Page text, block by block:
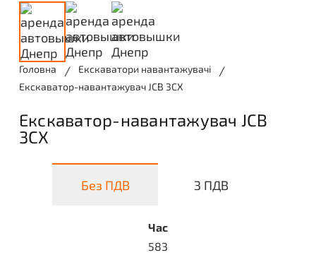
Головна / Екскаватори навантажувачі /
Екскаватор-навантажувач JCB 3CX
Екскаватор-навантажувач JCB
3CX
Без ПДВ З ПДВ
Час
583